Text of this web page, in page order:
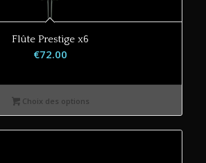
Flûte Prestige x6
€72.00
Choix des options